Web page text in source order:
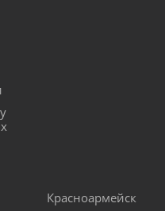
Красноармейск